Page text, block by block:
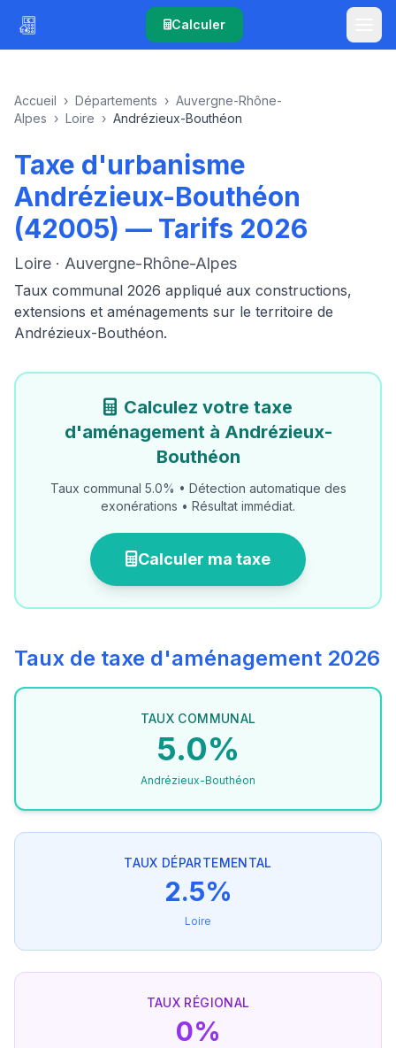
Calculer
Accueil › Départements › Auvergne-Rhône-
Alpes › Loire › Andrézieux-Bouthéon
Taxe d'urbanisme
Andrézieux-Bouthéon
(42005) — Tarifs 2026
Loire · Auvergne-Rhône-Alpes
Taux communal 2026 appliqué aux constructions,
extensions et aménagements sur le territoire de
Andrézieux-Bouthéon.
Calculez votre taxe
d'aménagement à Andrézieux-
Bouthéon
Taux communal 5.0% • Détection automatique des
exonérations • Résultat immédiat.
Calculer ma taxe
Taux de taxe d'aménagement 2026
TAUX COMMUNAL
5.0%
Andrézieux-Bouthéon
TAUX DÉPARTEMENTAL
2.5%
Loire
TAUX RÉGIONAL
0%